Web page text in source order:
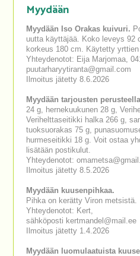
Myydään
Myydään Iso Orakas kuivuri.
uutta käyttäjää. Koko leveys 92
korkeus 180 cm. Käytetty
Yhteydenotot: Eija Marjomaa,
puutarharyytiranta@gmail.com
Ilmoitus jätetty 8.6.2026
Myydään tarjousten
24 g, hernekuukunen 28 g,
Verihelttaseitikki halka 266 g,
tuoksuorakas 75 g,
hurmeseitikki 18 g. Voit ostaa
lisätään postikulut.
Yhteydenotot:
Ilmoitus jätetty 8.5.2026
Myydään kuusenpihkaa.
Pihka on kerätty Viron metsistä.
Yhteydenotot: Kert,
sähköposti kertmandel@mail.ee
Ilmoitus jätetty 1.4.2026
Myydään luomulaatuista